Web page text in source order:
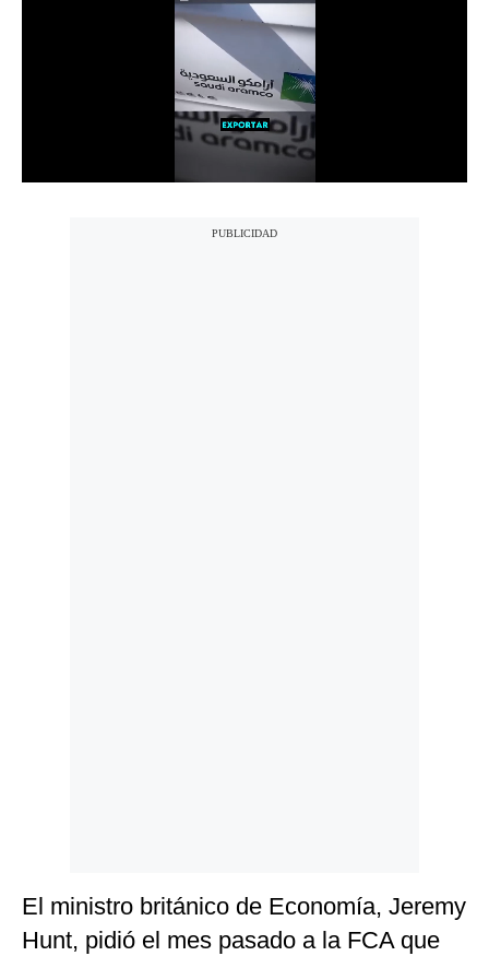
El ministro británico de Economía, Jeremy
Hunt, pidió el mes pasado a la FCA que